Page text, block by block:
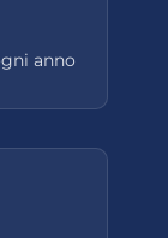
anno